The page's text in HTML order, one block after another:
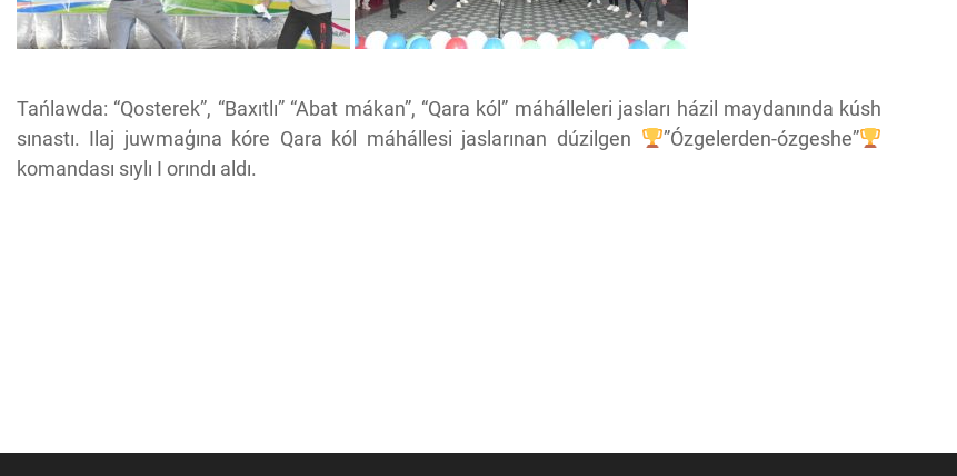
Tańlawda: “Qosterek”, “Baxıtlı” “Abat mákan”, “Qara kól” máhálleleri jasları házil maydanında kúsh
sınastı. Ilaj juwmaģına kóre Qara kól máhállesi jaslarınan dúzilgen
”Ózgelerden-ózgeshe”
komandası sıylı I orındı aldı.